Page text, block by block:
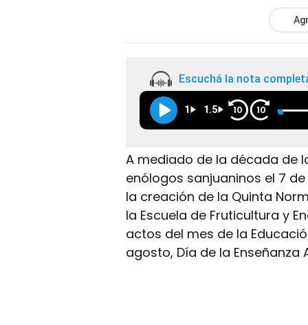
Escuchá la nota
1 1.5 10 10
A mediado de la década de
enólogos sanjuaninos el 7
la creación de la Quinta
la Escuela de Fruticultura y
actos del mes de la
agosto, Día de la Enseñanza